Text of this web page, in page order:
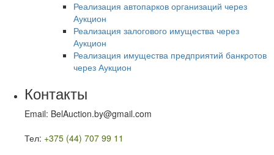
Реализация автопарков организаций через
Аукцион
Реализация залогового имущества через
Аукцион
Реализация имущества предприятий банкротов
через Аукцион
Контакты
Email: BelAuction.by@gmail.com
Тел: +375 (44) 707 99 11